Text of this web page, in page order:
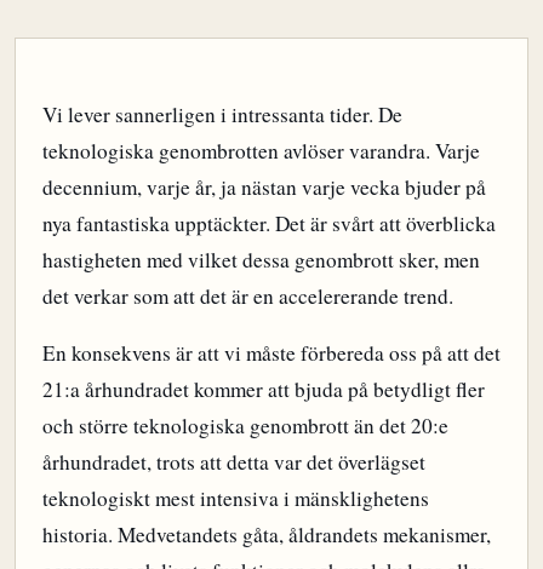
Vi lever sannerligen i intressanta tider. De
teknologiska genombrotten avlöser varandra. Varje
decennium, varje år, ja nästan varje vecka bjuder på
nya fantastiska upptäckter. Det är svårt att överblicka
hastigheten med vilket dessa genombrott sker, men
det verkar som att det är en accelererande trend.
En konsekvens är att vi måste förbereda oss på att det
21:a århundradet kommer att bjuda på betydligt fler
och större teknologiska genombrott än det 20:e
århundradet, trots att detta var det överlägset
teknologiskt mest intensiva i mänsklighetens
historia. Medvetandets gåta, åldrandets mekanismer,